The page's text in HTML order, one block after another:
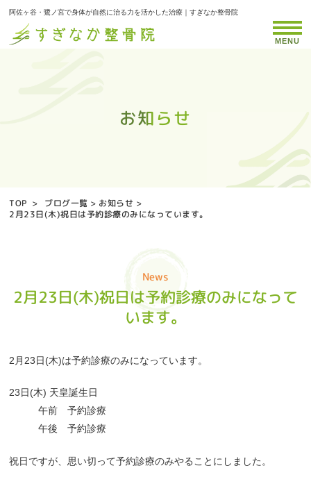
阿佐ヶ谷・鷺ノ宮で身体が自然に治る力を活かした治療｜すぎなか整骨院
お知らせ
お知らせ
お知らせ
お知らせ
お知らせ
お知らせ
お知らせ
お知らせ
お知らせ
お知らせ
お知らせ
お知らせ
お知らせ
お知らせ
お知らせ
お知らせ
お知らせ
お知らせ
お知らせ
お知らせ
お知らせ
お知らせ
お知らせ
お知らせ
お知らせ
お知らせ
お知らせ
お知らせ
お知らせ
お知らせ
お知らせ
お知らせ
お知らせ
お知らせ
お知らせ
MENU
TOP > ブログ一覧 > お知らせ >
2月23日(木)祝日は予約診療のみになっています。
News
2月23日(木)祝日は予約診療のみになって
います。
2月23日(木)は予約診療のみになっています。
23日(木) 天皇誕生日
午前 予約診療
午後 予約診療
祝日ですが、思い切って予約診療のみやることにしました。